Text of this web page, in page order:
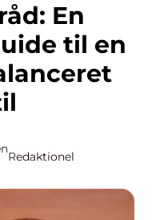
til en
Redaktionel